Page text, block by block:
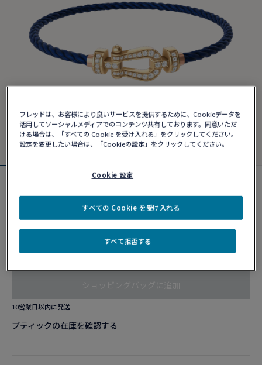
フォース10ブレスレット
¥ 657,690
カスタマイズ
10営業日以内に発送
ブティックの在庫を確認する​
フレッドは、お客様により良いサービスを提供するために、Cookieデータを
活用してソーシャルメディアでのコンテンツ共有しております。同意いただ
ける場合は、「すべての Cookie を受け入れる」をクリックしてください。
設定を変更したい場合は、「Cookieの設定」をクリックしてください。
Cookie 設定
すべて拒否する
すべての Cookie を受け入れる